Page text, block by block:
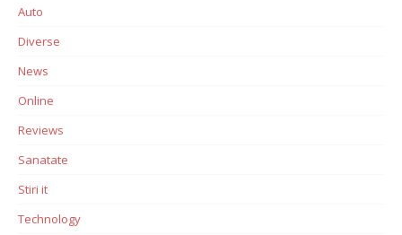
Auto
Diverse
News
Online
Reviews
Sanatate
Stiri it
Technology